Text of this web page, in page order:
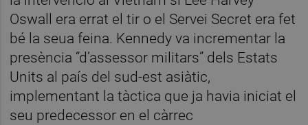
Oswall era errat el tir o el Servei Secret era fet
bé la seua feina. Kennedy va incrementar la
presència “d’assessor militars” dels Estats
Units al país del sud-est asiàtic,
implementant la tàctica que ja havia iniciat el
seu predecessor en el càrrec